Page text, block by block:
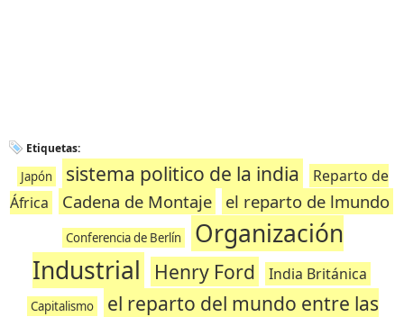
Etiquetas:
Japón sistema politico de la india
Reparto de
África
Cadena de Montaje el reparto de lmundo
Conferencia de Berlín
Organización
Industrial
Henry Ford India Británica
Capitalismo
el reparto del mundo entre las